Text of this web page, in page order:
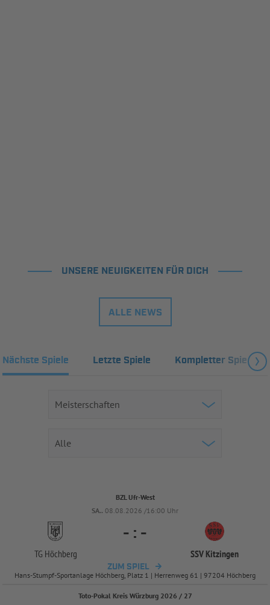
UNSERE NEUIGKEITEN FÜR DICH
ALLE NEWS
Nächste Spiele Letzte Spiele Kompletter Spielplan
BZL Ufr-West
SA.. 08.08.2026 /16:00 Uhr
TG Höchberg
- : -
SSV Kitzingen
ZUM SPIEL
Hans-Stumpf-Sportanlage Höchberg, Platz 1 | Herrenweg 61 | 97204 Höchberg
Toto-Pokal Kreis Würzburg 2026 / 27